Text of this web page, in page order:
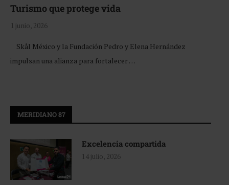
Turismo que protege vida
1 junio, 2026
Skål México y la Fundación Pedro y Elena Hernández
impulsan una alianza para fortalecer …
MERIDIANO 87
Excelencia compartida
14 julio, 2026